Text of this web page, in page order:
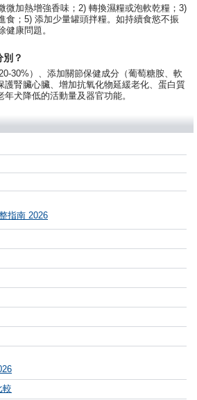
微加熱增強香味；2) 轉換濕糧或泡軟乾糧；3)
食；5) 添加少量罐頭拌糧。如持續食慾不振
健康問題。
？
30%）、添加關節保健成分（葡萄糖胺、軟
護腎臟心臟、增加抗氧化物延緩老化、蛋白質
犬降低的活動量及器官功能。
指南 2026
較